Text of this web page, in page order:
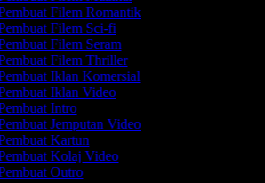
Filem Romantik
Filem Sci-fi
Filem Seram
Filem Thriller
Iklan Komersial
Iklan Video
Intro
Jemputan Video
Kartun
Kolaj Video
Outro